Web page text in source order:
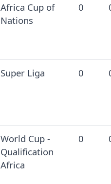
Africa Cup of
Nations
0
Super Liga 0
World Cup -
Qualification
Africa
0